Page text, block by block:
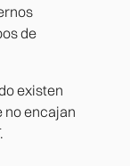
de
existen
no encajan